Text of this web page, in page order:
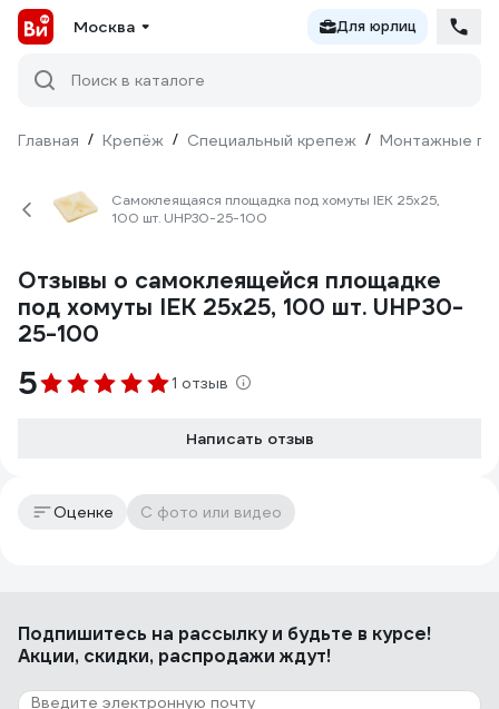
Москва Для юрлиц
Поиск в каталоге
Главная / Крепёж / Специальный крепеж / Монтажные
Самоклеящаяся площадка под хомуты IEK 25x25,
100 шт. UHP30-25-100
Отзывы о самоклеящейся площадке
под хомуты IEK 25x25, 100 шт. UHP30-
25-100
5 1 отзыв
Написать отзыв
Оценке С фото или видео
Подпишитесь на рассылкуи будьте в курсе!
Акции, скидки, распродажи ждут!